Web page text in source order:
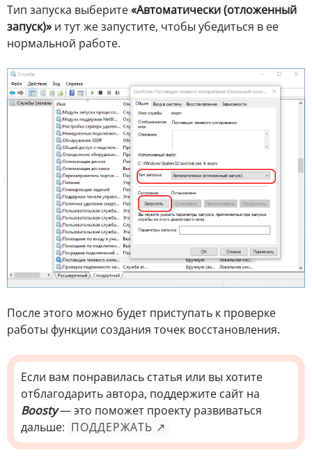
Тип запуска выберите«Автоматически (отложенный
запуск)» и тут же запустите, чтобы убедиться в ее
нормальной работе.
После этого можно будет приступать к проверке
работы функции создания точек восстановления.
Если вам понравилась статья или вы хотите
отблагодарить автора, поддержите сайт на
Boosty— это поможет проекту развиваться
дальше: ПОДДЕРЖАТЬ ↗